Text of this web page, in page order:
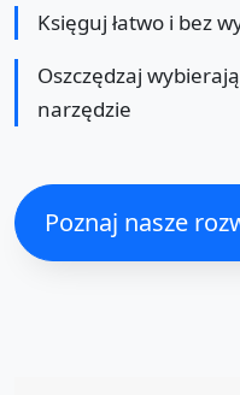
Księguj łatwo i bez
Oszczędzaj
narzędzie
Poznaj nasze